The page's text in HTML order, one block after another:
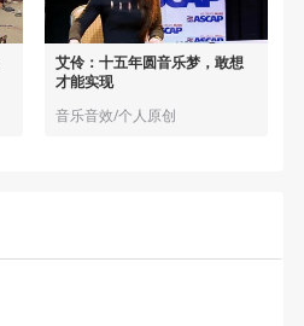
艾伶：十五年圆音乐梦，敢想
才能实现
音乐音效/个人原创